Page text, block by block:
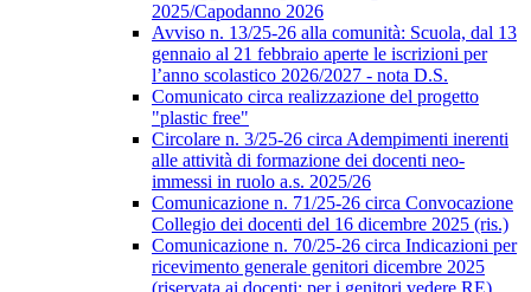
2025/Capodanno 2026
Avviso n. 13/25-26 alla comunità: Scuola, dal 13
gennaio al 21 febbraio aperte le iscrizioni per
l’anno scolastico 2026/2027 - nota D.S.
Comunicato circa realizzazione del progetto
"plastic free"
Circolare n. 3/25-26 circa Adempimenti inerenti
alle attività di formazione dei docenti neo-
immessi in ruolo a.s. 2025/26
Comunicazione n. 71/25-26 circa Convocazione
Collegio dei docenti del 16 dicembre 2025 (ris.)
Comunicazione n. 70/25-26 circa Indicazioni per
ricevimento generale genitori dicembre 2025